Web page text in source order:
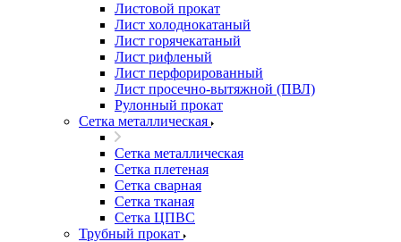
Листовой прокат
Лист холоднокатаный
Лист горячекатаный
Лист рифленый
Лист перфорированный
Лист просечно-вытяжной (ПВЛ)
Рулонный прокат
Сетка металлическая
Сетка металлическая
Сетка плетеная
Сетка сварная
Сетка тканая
Сетка ЦПВС
Трубный прокат